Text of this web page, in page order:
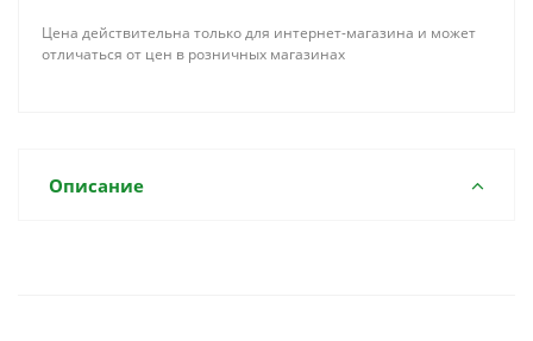
Цена действительна только для интернет-магазина и может
отличаться от цен в розничных магазинах
Описание